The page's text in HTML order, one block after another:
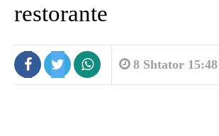
restorante
8 Shtator 15:48